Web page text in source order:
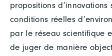
propositions
conditions réelles
par le réseau scientifique
de juger de manière